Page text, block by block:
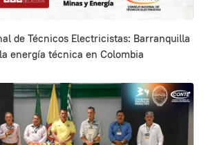
de Técnicos Electricistas: Barranquilla
energía técnica en Colombia